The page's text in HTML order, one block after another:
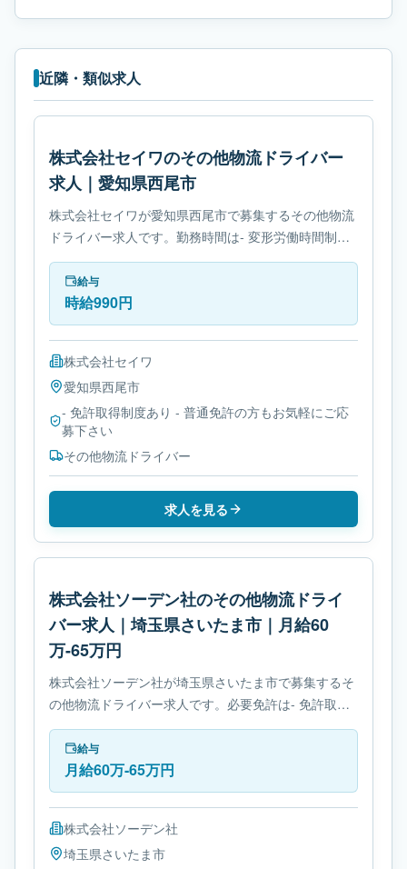
近隣・類似求人
株式会社セイワのその他物流ドライバー
求人｜愛知県西尾市
株式会社セイワが愛知県西尾市で募集するその他物流
ドライバー求人です。勤務時間は- 変形労働時間制で
す。必要免許は- 免許取得制度ありです。
給与
時給990円
株式会社セイワ
愛知県西尾市
- 免許取得制度あり - 普通免許の方もお気軽にご応
募下さい
その他物流ドライバー
求人を見る
株式会社ソーデン社のその他物流ドライ
バー求人｜埼玉県さいたま市｜月給60
万-65万円
株式会社ソーデン社が埼玉県さいたま市で募集するそ
の他物流ドライバー求人です。必要免許は- 免許取得
制度ありです。
給与
月給60万-65万円
株式会社ソーデン社
埼玉県さいたま市